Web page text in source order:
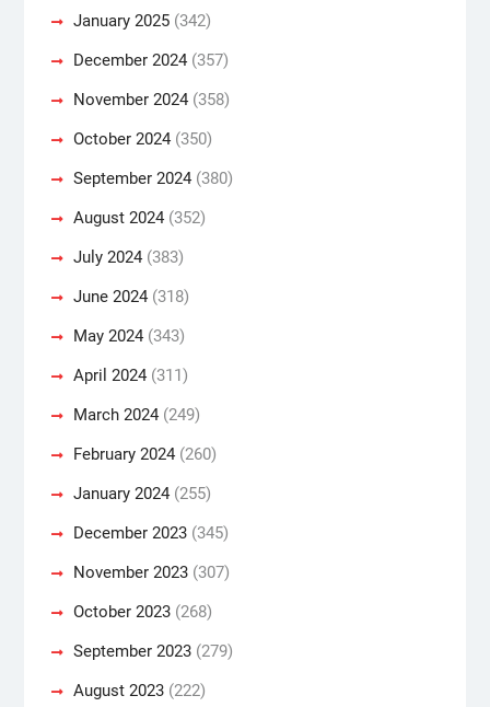
January 2025(342)
December 2024(357)
November 2024(358)
October 2024(350)
September 2024(380)
August 2024(352)
July 2024(383)
June 2024(318)
May 2024(343)
April 2024(311)
March 2024(249)
February 2024(260)
January 2024(255)
December 2023(345)
November 2023(307)
October 2023(268)
September 2023(279)
August 2023(222)